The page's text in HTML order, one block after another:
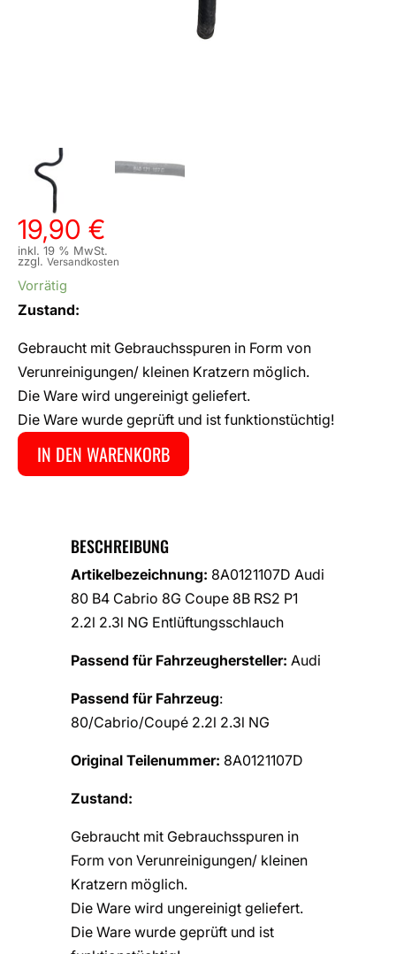
19,90 €
inkl. 19 % MwSt.
zzgl. Versandkosten
Vorrätig
Zustand:
Gebraucht mit Gebrauchsspuren in Form von
Verunreinigungen/ kleinen Kratzern möglich.
Die Ware wird ungereinigt geliefert.
Die Ware wurde geprüft und ist funktionstüchtig!
IN DEN WARENKORB
BESCHREIBUNG
Artikelbezeichnung: 8A0121107D Audi
80 B4 Cabrio 8G Coupe 8B RS2 P1
2.2l 2.3l NG Entlüftungsschlauch
Passend für Fahrzeughersteller: Audi
Passend für Fahrzeug:
80/Cabrio/Coupé 2.2l 2.3l NG
Original Teilenummer: 8A0121107D
Zustand:
Gebraucht mit Gebrauchsspuren in
Form von Verunreinigungen/ kleinen
Kratzern möglich.
Die Ware wird ungereinigt geliefert.
Die Ware wurde geprüft und ist